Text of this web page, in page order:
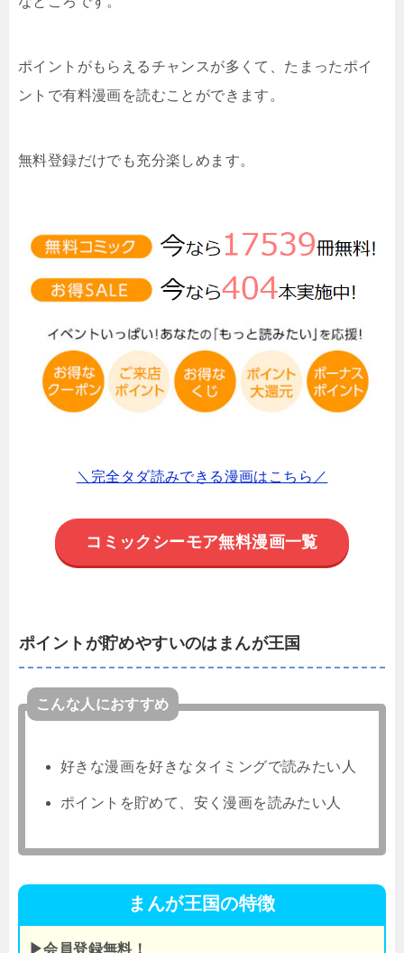
ポイントがもらえるチャンスが多くて、たまったポイ
ントで有料漫画を読むことができます。
無料登録だけでも充分楽しめます。
＼完全タダ読みできる漫画はこちら／
コミックシーモア無料漫画一覧
ポイントが貯めやすいのはまんが王国
こんな人におすすめ
好きな漫画を好きなタイミングで読みたい人
ポイントを貯めて、安く漫画を読みたい人
まんが王国の特徴
▶会員登録無料！